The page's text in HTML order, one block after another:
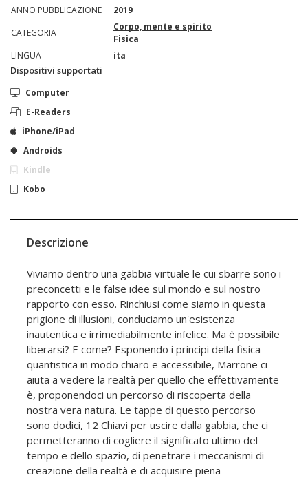
ANNO PUBBLICAZIONE
2019
CATEGORIA
Corpo, mente e spirito
Fisica
LINGUA
ita
Dispositivi supportati
Computer
E-Readers
iPhone/iPad
Androids
Kindle
Kobo
Descrizione
Viviamo dentro una gabbia virtuale le cui sbarre sono i
preconcetti e le false idee sul mondo e sul nostro
rapporto con esso. Rinchiusi come siamo in questa
prigione di illusioni, conduciamo un'esistenza
inautentica e irrimediabilmente infelice. Ma è possibile
liberarsi? E come? Esponendo i principi della fisica
quantistica in modo chiaro e accessibile, Marrone ci
aiuta a vedere la realtà per quello che effettivamente
è, proponendoci un percorso di riscoperta della
nostra vera natura. Le tappe di questo percorso
sono dodici, 12 Chiavi per uscire dalla gabbia, che ci
permetteranno di cogliere il significato ultimo del
tempo e dello spazio, di penetrare i meccanismi di
creazione della realtà e di acquisire piena